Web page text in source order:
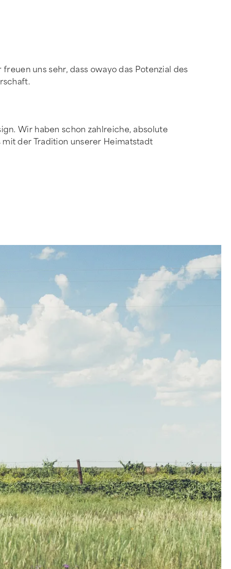
uns sehr, dass owayo das Potenzial des
Wir haben schon zahlreiche, absolute
der Tradition unserer Heimatstadt